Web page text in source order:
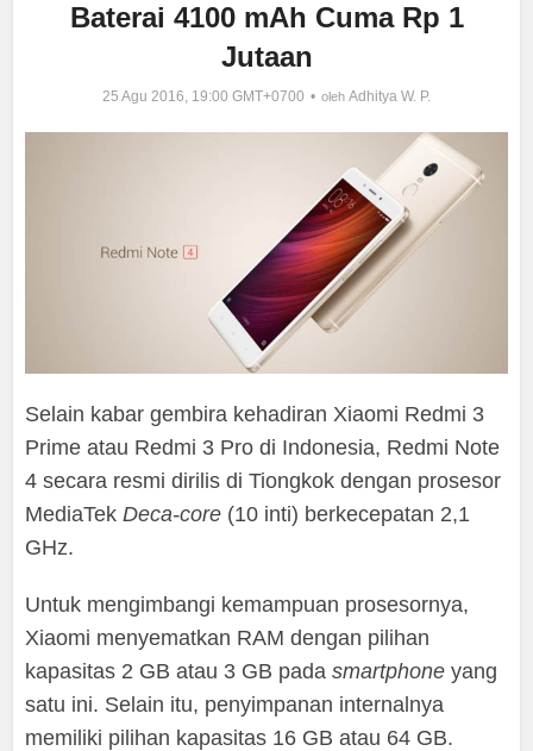
Baterai 4100 mAh Cuma Rp 1
Jutaan
25 Agu 2016, 19:00 GMT+0700 oleh Adhitya W. P.
Selain kabar gembira kehadiran Xiaomi Redmi 3
Prime atau Redmi 3 Pro di Indonesia, Redmi Note
4 secara resmi dirilis di Tiongkok dengan prosesor
MediaTekDeca-core (10 inti) berkecepatan 2,1
GHz.
Untuk mengimbangi kemampuan prosesornya,
Xiaomi menyematkan RAM dengan pilihan
kapasitas 2 GB atau 3 GB padasmartphone yang
satu ini. Selain itu, penyimpanan internalnya
memiliki pilihan kapasitas 16 GB atau 64 GB.